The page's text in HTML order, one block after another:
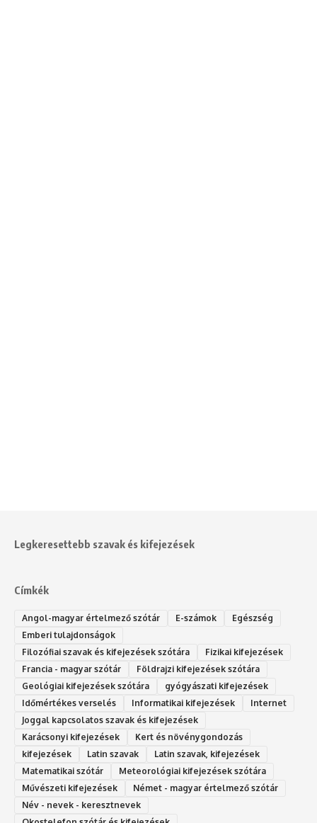
Legkeresettebb szavak és kifejezések
Címkék
Angol-magyar értelmező szótár E-számok
Egészség
Emberi tulajdonságok
Filozófiai szavak és kifejezések szótára
Fizikai kifejezések
Francia - magyar szótár
Földrajzi kifejezések szótára
Geológiai kifejezések szótára
gyógyászati kifejezések
Időmértékes verselés
Informatikai kifejezések
Internet
Joggal kapcsolatos szavak és kifejezések
Karácsonyi kifejezések
Kert és növénygondozás
kifejezések
Latin szavak
Latin szavak, kifejezések
Matematikai szótár
Meteorológiai kifejezések szótára
Művészeti kifejezések
Német - magyar értelmező szótár
Név - nevek - keresztnevek